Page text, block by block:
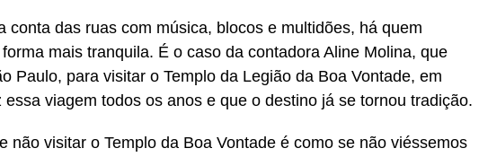
conta das ruas com música, blocos e multidões, há quem
mais tranquila. É o caso da contadora Aline Molina, que
Paulo, para visitar o Templo da Legião da Boa Vontade, em
viagem todos os anos e que o destino já se tornou tradição.
não visitar o Templo da Boa Vontade é como se não viéssemos